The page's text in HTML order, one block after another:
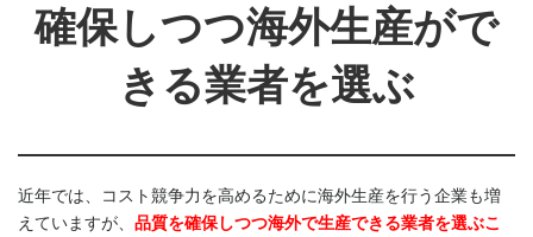
確保しつつ海外生産がで
きる業者を選ぶ
近年では、コスト競争力を高めるために海外生産を行う企業も増
えていますが、 品質を確保しつつ海外で生産できる業者を選ぶこ